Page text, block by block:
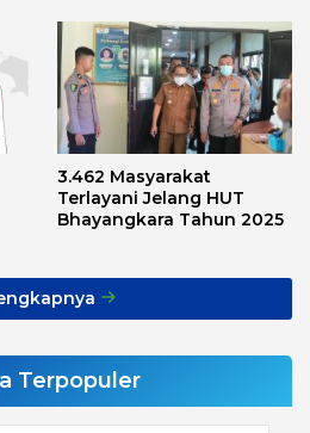
3.462 Masyarakat
Terlayani Jelang HUT
Bhayangkara Tahun 2025
Terpopuler